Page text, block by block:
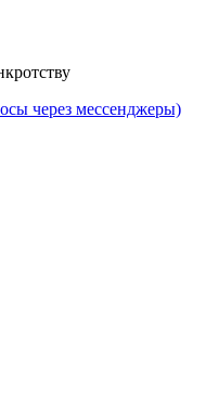
через мессенджеры)